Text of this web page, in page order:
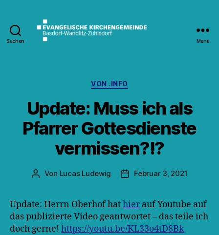
Suchen Menü
Kategorien
VON .INFO
Update: Muss ich als
Pfarrer Gottesdienste
vermissen?!?
Beitragsautor
Von Lucas Ludewig Veröffentlichungsdatum
Februar 3, 2021
Update: Herrn Oberhof hathier auf Youtube auf
das publizierte Video geantwortet – das teile ich
doch gerne! https://youtu.be/KL33o4tD8Bk